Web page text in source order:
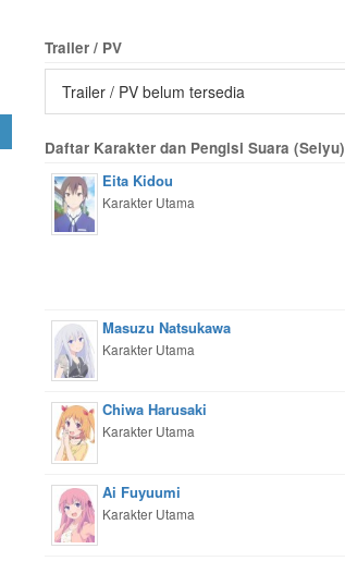
Trailer / PV
Trailer / PV belum tersedia
Daftar Karakter dan Pengisi Suara (Seiyu)
Eita Kidou
Karakter Utama
Masuzu Natsukawa
Karakter Utama
Chiwa Harusaki
Karakter Utama
Ai Fuyuumi
Karakter Utama